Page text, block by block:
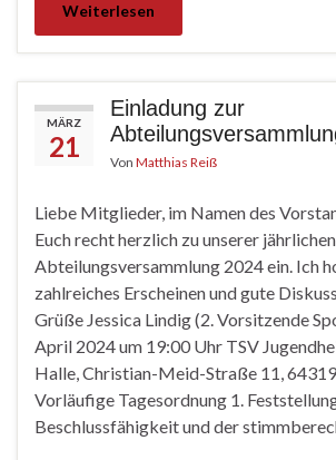
Weiterlesen
MÄRZ
21
Einladung zur
Von Matthias Reiß
Liebe Mitglieder, im Namen des
Euch recht herzlich zu unserer jährlichen
Abteilungsversammlung 2024 ein. Ich
zahlreiches Erscheinen und gute
Grüße Jessica Lindig (2. Vorsitzende
April 2024 um 19:00 Uhr TSV
Halle, Christian-Meid-Straße 11,
Vorläufige Tagesordnung 1.
Beschlussfähigkeit und der